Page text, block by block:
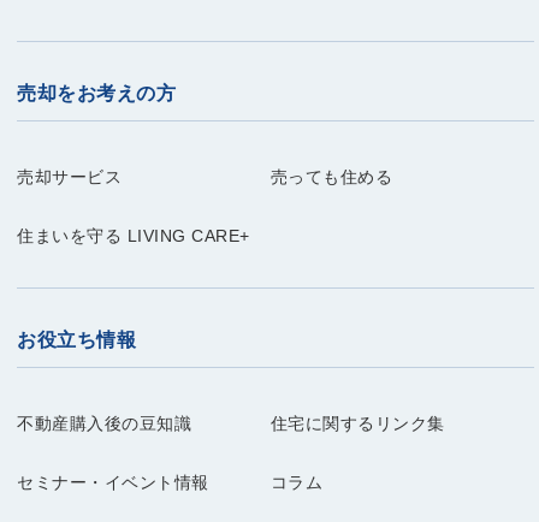
売却をお考えの方
売却サービス 売っても住める
住まいを守る LIVING CARE+
お役立ち情報
不動産購入後の豆知識 住宅に関するリンク集
セミナー・イベント情報 コラム